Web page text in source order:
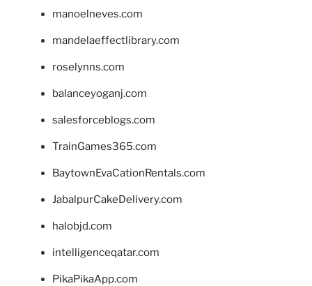
manoelneves.com
mandelaeffectlibrary.com
roselynns.com
balanceyoganj.com
salesforceblogs.com
TrainGames365.com
BaytownEvaCationRentals.com
JabalpurCakeDelivery.com
halobjd.com
intelligenceqatar.com
PikaPikaApp.com